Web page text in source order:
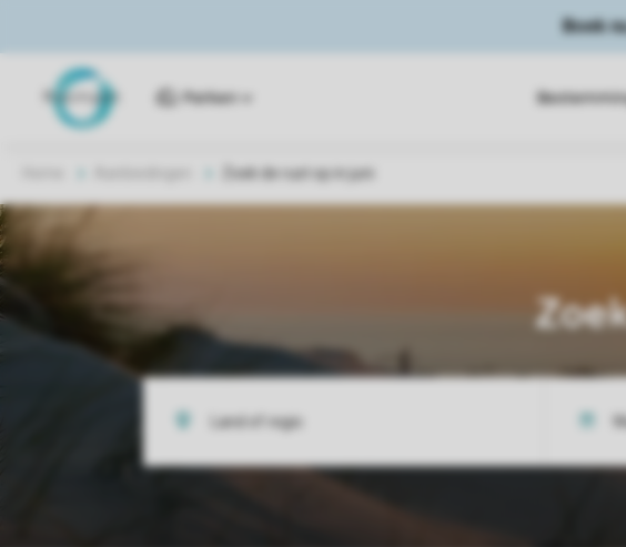
Boek
Parken
Zoek de rust op in juni